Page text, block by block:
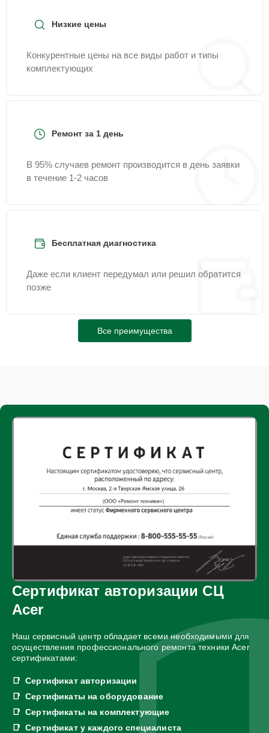
Низкие цены
Конкурентные цены на все виды работ и типы
комплектующих
Ремонт за 1 день
В 95% случаев ремонт производится в день заявки
в течение 1-2 часов
Бесплатная диагностика
Даже если клиент передумал или решил обратится
позже
Все преимущества
Сертификат авторизации СЦ
Acer
Наш сервисный центр обладает всеми необходимыми для
осуществления профессионального ремонта техники Acer
сертификатами:
Сертификат авторизации
Сертификаты на оборудование
Сертификаты на комплектующие
Сертификат у каждого специалиста